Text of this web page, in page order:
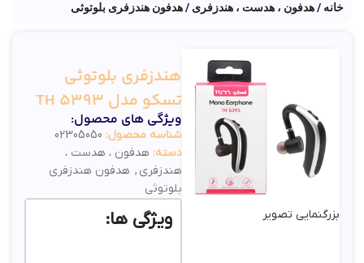
خانه هدفون ، هدست ، هندزفری هدفون هندزفری بلوتوثی
بزرگنمایی تصویر
هندزفری بلوتوثی
تسکو مدل TH 5393
ویژگی های محصول:
شناسه محصول: 02305050
دسته: هدفون ، هدست ،
هندزفری , هدفون هندزفری
بلوتوثی
ویژگی ها: